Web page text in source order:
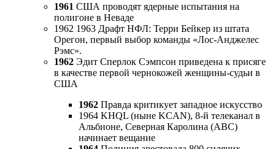
1961 США проводят ядерные испытания на
полигоне в Неваде
1962 1963 Драфт НФЛ: Терри Бейкер из штата
Орегон, первый выбор команды «Лос-Анджелес
Рэмс».
1962 Эдит Сперлок Сэмпсон приведена к присяге
в качестве первой чернокожей женщины-судьи в
США
1962 Правда критикует западное искусство
1964 KHQL (ныне KCAN), 8-й телеканал в
Альбионе, Северная Каролина (ABC)
начинает вещание